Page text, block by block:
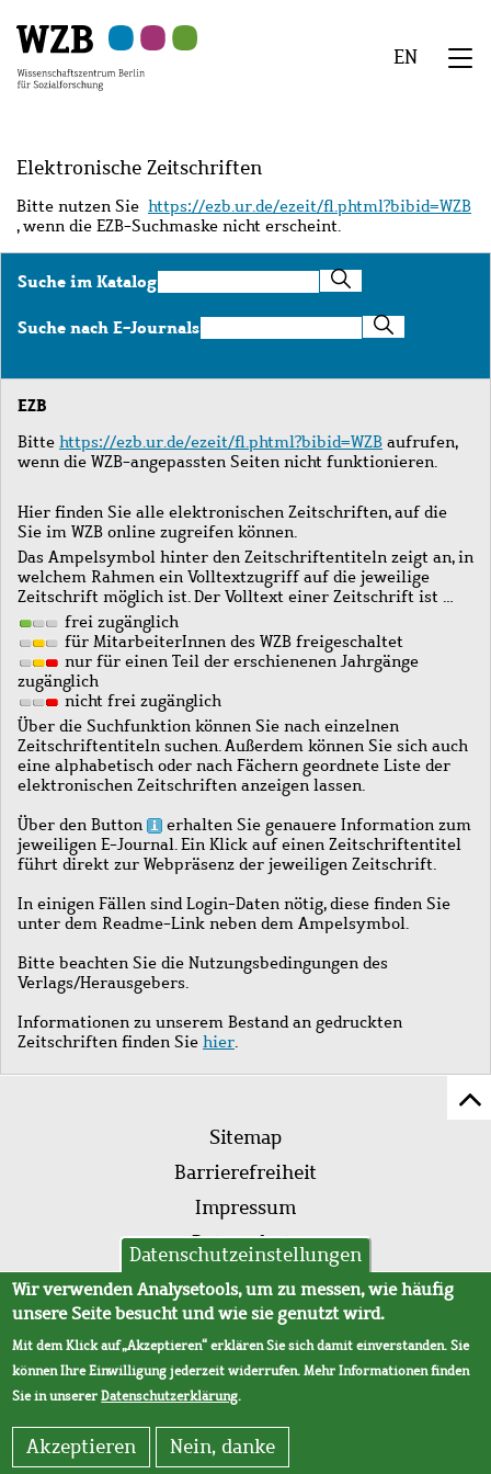
Hauptinhalt
springen
Navigation
springen
Suche
springen
Sekundärnavigation
springen
Fußzeile
springen
EN
Elektronische Zeitschriften
Bitte nutzen Sie https://ezb.ur.de/ezeit/fl.phtml?bibid=WZB
, wenn die EZB-Suchmaske nicht erscheint.
Suche im KatalogSuche
im
Katalog
Suche nach E-JournalsSuche
nach
Journals
EZB
Bitte https://ezb.ur.de/ezeit/fl.phtml?bibid=WZB aufrufen,
wenn die WZB-angepassten Seiten nicht funktionieren.
Hier finden Sie alle elektronischen Zeitschriften, auf die
Sie im WZB online zugreifen können.
Das Ampelsymbol hinter den Zeitschriftentiteln zeigt an, in
welchem Rahmen ein Volltextzugriff auf die jeweilige
Zeitschrift möglich ist. Der Volltext einer Zeitschrift ist …
frei zugänglich
für MitarbeiterInnen des WZB freigeschaltet
nur für einen Teil der erschienenen Jahrgänge
zugänglich
nicht frei zugänglich
Über die Suchfunktion können Sie nach einzelnen
Zeitschriftentiteln suchen. Außerdem können Sie sich auch
eine alphabetisch oder nach Fächern geordnete Liste der
elektronischen Zeitschriften anzeigen lassen.
Über den Button
erhalten Sie genauere Information zum
jeweiligen E-Journal. Ein Klick auf einen Zeitschriftentitel
führt direkt zur Webpräsenz der jeweiligen Zeitschrift.
In einigen Fällen sind Login-Daten nötig, diese finden Sie
unter dem Readme-Link neben dem Ampelsymbol.
Bitte beachten Sie die Nutzungsbedingungen des
Verlags/Herausgebers.
Informationen zu unserem Bestand an gedruckten
Zeitschriften finden Sie hier.
Fußleistenmenü
Sitemap
Barrierefreiheit
Impressum
Datenschutz
AVB
Datenschutzeinstellungen
Wir verwenden Analysetools, um zu messen, wie häufig
unsere Seite besucht und wie sie genutzt wird.
Mit dem Klick auf „Akzeptieren“ erklären Sie sich damit einverstanden. Sie
können Ihre Einwilligung jederzeit widerrufen. Mehr Informationen finden
Sie in unsererDatenschutzerklärung.
Akzeptieren Nein, danke